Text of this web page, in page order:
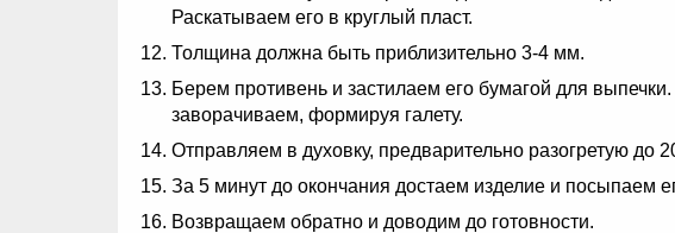
Раскатываем его в круглый пласт.
Толщина должна быть приблизительно 3-4 мм.
Берем противень и застилаем его бумагой для
заворачиваем, формируя галету.
Отправляем в духовку, предварительно разогретую до
За 5 минут до окончания достаем изделие и посыпаем
Возвращаем обратно и доводим до готовности.